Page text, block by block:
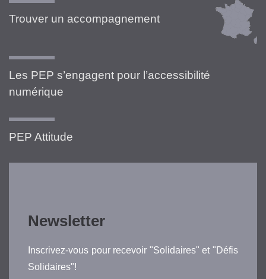
Trouver un accompagnement
Les PEP s’engagent pour l’accessibilité
numérique
PEP Attitude
Newsletter
Inscrivez-vous pour recevoir "Solidaires" et "Défis
Solidaires"!